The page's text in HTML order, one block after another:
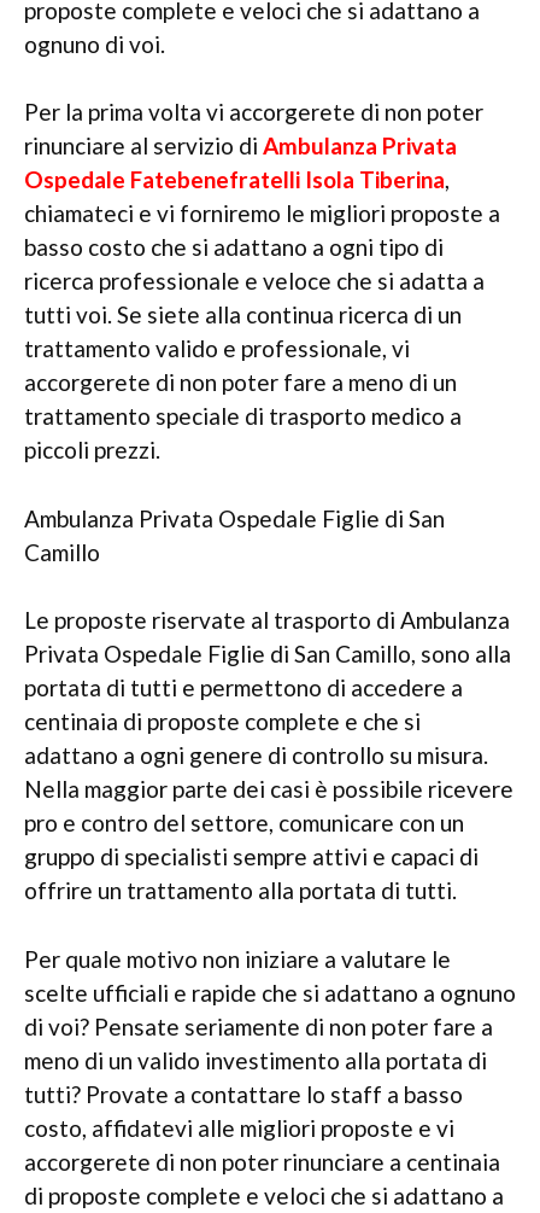
proposte complete e veloci che si adattano a
ognuno di voi.
Per la prima volta vi accorgerete di non poter
rinunciare al servizio di Ambulanza Privata
Ospedale Fatebenefratelli Isola Tiberina,
chiamateci e vi forniremo le migliori proposte a
basso costo che si adattano a ogni tipo di
ricerca professionale e veloce che si adatta a
tutti voi. Se siete alla continua ricerca di un
trattamento valido e professionale, vi
accorgerete di non poter fare a meno di un
trattamento speciale di trasporto medico a
piccoli prezzi.
Ambulanza Privata Ospedale Figlie di San
Camillo
Le proposte riservate al trasporto di Ambulanza
Privata Ospedale Figlie di San Camillo, sono alla
portata di tutti e permettono di accedere a
centinaia di proposte complete e che si
adattano a ogni genere di controllo su misura.
Nella maggior parte dei casi è possibile ricevere
pro e contro del settore, comunicare con un
gruppo di specialisti sempre attivi e capaci di
offrire un trattamento alla portata di tutti.
Per quale motivo non iniziare a valutare le
scelte ufficiali e rapide che si adattano a ognuno
di voi? Pensate seriamente di non poter fare a
meno di un valido investimento alla portata di
tutti? Provate a contattare lo staff a basso
costo, affidatevi alle migliori proposte e vi
accorgerete di non poter rinunciare a centinaia
di proposte complete e veloci che si adattano a